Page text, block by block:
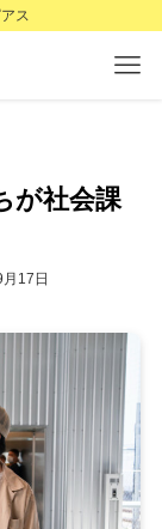
ス
が社会課
17日